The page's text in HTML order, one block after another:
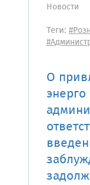
Новости
Теги:
О